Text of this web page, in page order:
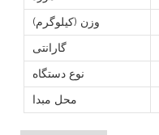
وزن (کیلوگرم)
گارانتی
نوع دستگاه
محل مبدا